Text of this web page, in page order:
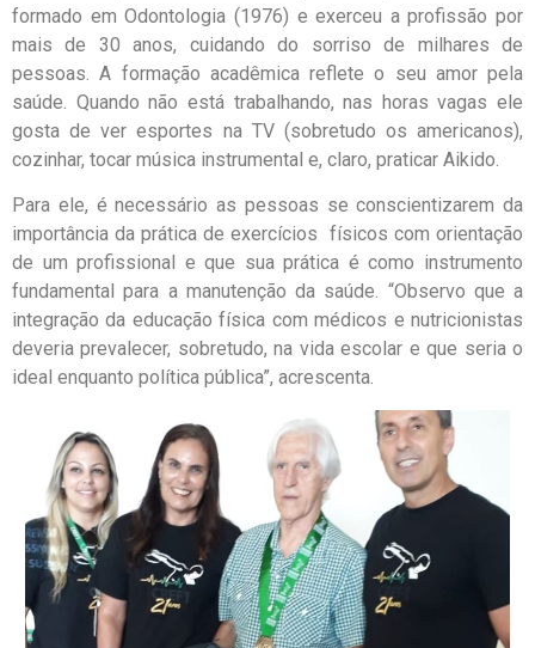
formado em Odontologia (1976) e exerceu a profissão por
mais de 30 anos, cuidando do sorriso de milhares de
pessoas. A formação acadêmica reflete o seu amor pela
saúde. Quando não está trabalhando, nas horas vagas ele
gosta de ver esportes na TV (sobretudo os americanos),
cozinhar, tocar música instrumental e, claro, praticar Aikido.
Para ele, é necessário as pessoas se conscientizarem da
importância da prática de exercícios físicos com orientação
de um profissional e que sua prática é como instrumento
fundamental para a manutenção da saúde. “Observo que a
integração da educação física com médicos e nutricionistas
deveria prevalecer, sobretudo, na vida escolar e que seria o
ideal enquanto política pública”, acrescenta.